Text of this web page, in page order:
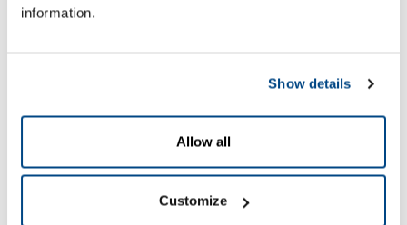
information.
Show details
Allow all
Customize
”Genom att avsevärt
minska den manuella
arbetsinsatsen med
att spåra pallar har vi
kunnat omfördela vår